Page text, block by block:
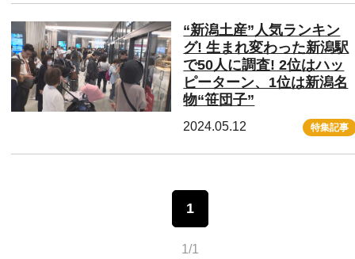
“新潟土産”人気ランキン
グ! 生まれ変わった新潟駅
で50人に調査! 2位はハッ
ピーターン、1位は新潟名
物“笹団子”
2024.05.12 特集記事
1
1/1